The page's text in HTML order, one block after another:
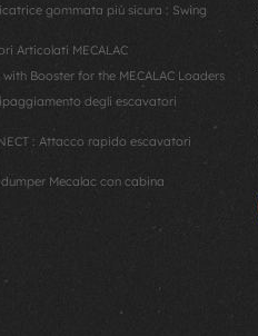
gommata più sicura : Swing
Articolati MECALAC
Booster for the MECALAC Loaders
degli escavatori
: Attacco rapido escavatori
dumper Mecalac con cabina